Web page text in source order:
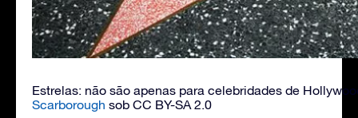
Estrelas: não são apenas para celebridades de
Scarborough sob CC BY-SA 2.0